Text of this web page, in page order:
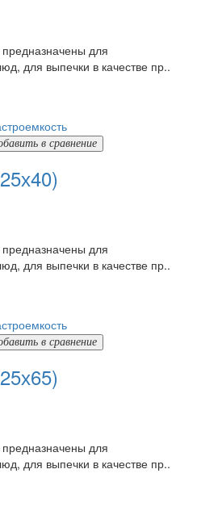
предназначены для
для выпечки в качестве пр..
в сравнение
предназначены для
для выпечки в качестве пр..
в сравнение
предназначены для
для выпечки в качестве пр..